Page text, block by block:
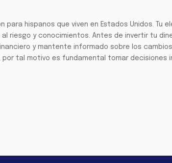
para hispanos que viven en Estados Unidos. Tu
riesgo y conocimientos. Antes de invertir tu
y mantente informado sobre los
por tal motivo es fundamental tomar decisiones